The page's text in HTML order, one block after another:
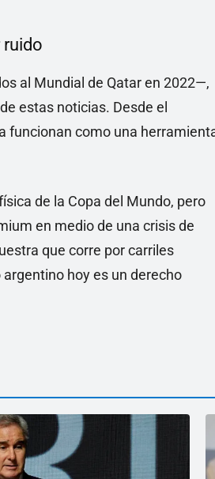
ruido
al Mundial de Qatar en 2022—,
estas noticias. Desde el
funcionan como una
de la Copa del Mundo, pero
en medio de una crisis de
que corre por carriles
hoy es un derecho